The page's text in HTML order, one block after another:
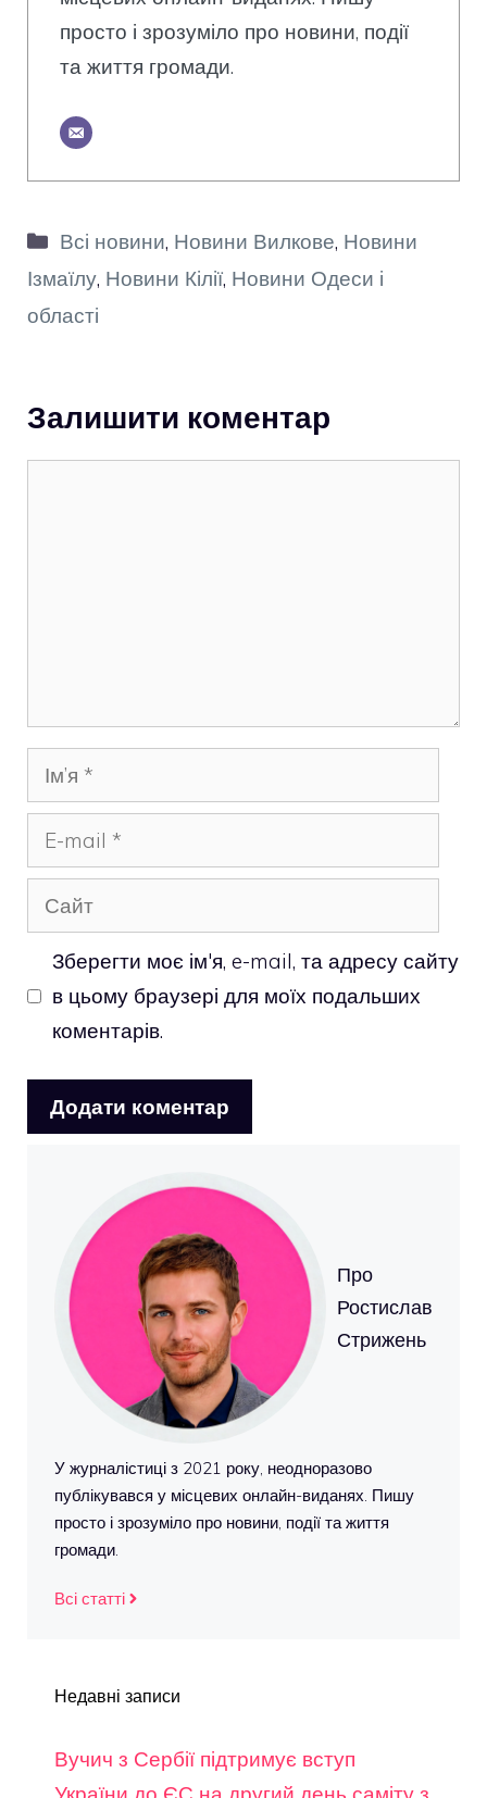
просто і зрозуміло про новини, події
та життя громади.
Категорії
Всі новини, Новини Вилкове, Новини
Ізмаїлу, Новини Кілії, Новини Одеси і
області
Залишити коментар
Ім’я
mail
Сайт
Зберегти моє ім'я, e-mail, та адресу сайту
в цьому браузері для моїх подальших
коментарів.
Про
Ростислав
Стрижень
У журналістиці з 2021 року, неодноразово
публікувався у місцевих онлайн-виданях. Пишу
просто і зрозуміло про новини, події та життя
громади.
Всі статті
Недавні записи
Вучич з Сербії підтримує вступ